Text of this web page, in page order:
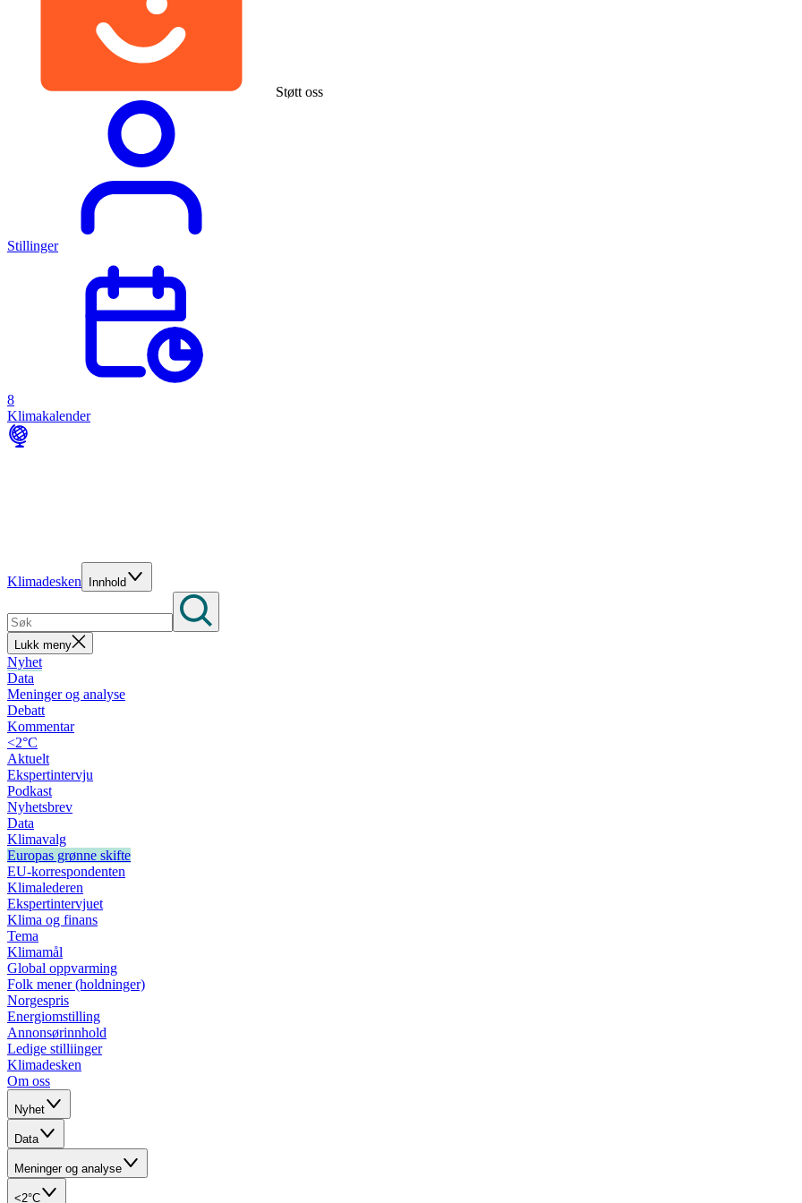
Støtt oss
Stillinger
8
Klimakalender
Klimadesken Innhold
Lukk meny
Nyhet
Data
Meninger og analyse
Debatt
Kommentar
<2°C
Aktuelt
Ekspertintervju
Podkast
Nyhetsbrev
Data
Klimavalg
Europas grønne skifte
EU-korrespondenten
Klimalederen
Ekspertintervjuet
Klima og finans
Tema
Klimamål
Global oppvarming
Folk mener (holdninger)
Norgespris
Energiomstilling
Annonsørinnhold
Ledige stilliinger
Klimadesken
Om oss
Nyhet
Data
Meninger og analyse
<2°C